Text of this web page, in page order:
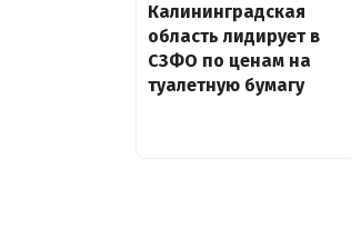
Калининградская
область лидирует в
СЗФО по ценам на
туалетную бумагу